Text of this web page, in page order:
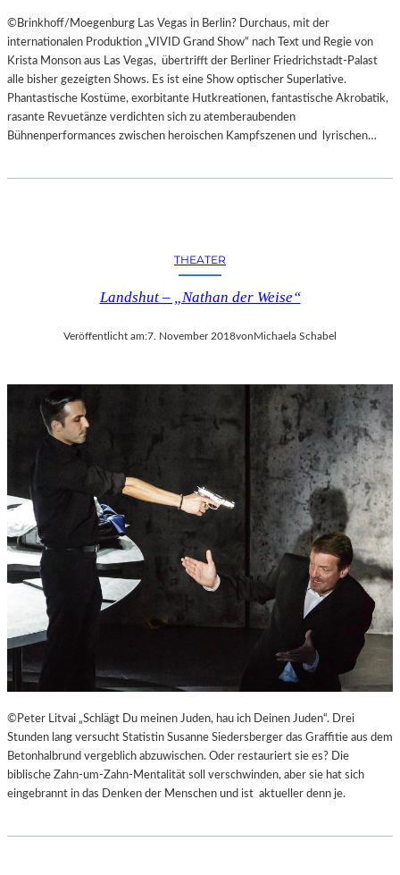
©Brinkhoff/Moegenburg Las Vegas in Berlin? Durchaus, mit der
internationalen Produktion „VIVID Grand Show“ nach Text und Regie von
Krista Monson aus Las Vegas, übertrifft der Berliner Friedrichstadt-Palast
alle bisher gezeigten Shows. Es ist eine Show optischer Superlative.
Phantastische Kostüme, exorbitante Hutkreationen, fantastische Akrobatik,
rasante Revuetänze verdichten sich zu atemberaubenden
Bühnenperformances zwischen heroischen Kampfszenen und lyrischen…
THEATER
Landshut – „Nathan der Weise“
Veröffentlicht am:7. November 2018vonMichaela Schabel
©Peter Litvai „Schlägt Du meinen Juden, hau ich Deinen Juden“. Drei
Stunden lang versucht Statistin Susanne Siedersberger das Graffitie aus dem
Betonhalbrund vergeblich abzuwischen. Oder restauriert sie es? Die
biblische Zahn-um-Zahn-Mentalität soll verschwinden, aber sie hat sich
eingebrannt in das Denken der Menschen und ist aktueller denn je.